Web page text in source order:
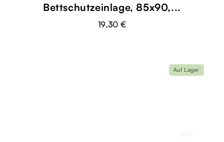
Bettschutzeinlage, 85x90,...
19,30 €
Auf Lager